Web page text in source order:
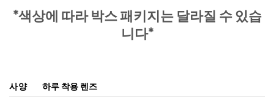
*색상에 따라 박스 패키지는 달라질 수 있습
니다*
사양
하루 착용 렌즈